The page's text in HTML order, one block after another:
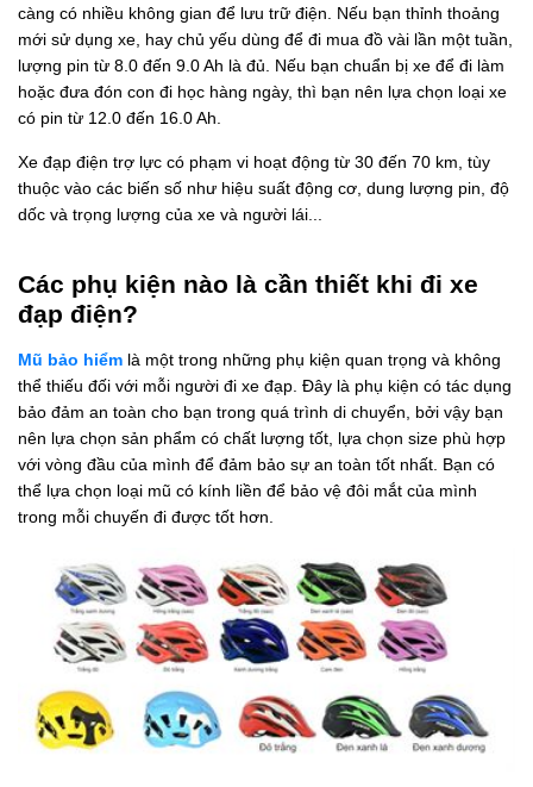
càng có nhiều không gian để lưu trữ điện. Nếu bạn thỉnh thoảng
mới sử dụng xe, hay chủ yếu dùng để đi mua đồ vài lần một tuần,
lượng pin từ 8.0 đến 9.0 Ah là đủ. Nếu bạn chuẩn bị xe để đi làm
hoặc đưa đón con đi học hàng ngày, thì bạn nên lựa chọn loại xe
có pin từ 12.0 đến 16.0 Ah.
Xe đạp điện trợ lực có phạm vi hoạt động từ 30 đến 70 km, tùy
thuộc vào các biến số như hiệu suất động cơ, dung lượng pin, độ
dốc và trọng lượng của xe và người lái...
Các phụ kiện nào là cần thiết khi đi xe
đạp điện?
Mũ bảo hiểm là một trong những phụ kiện quan trọng và không
thể thiếu đối với mỗi người đi xe đạp. Đây là phụ kiện có tác dụng
bảo đảm an toàn cho bạn trong quá trình di chuyển, bởi vậy bạn
nên lựa chọn sản phẩm có chất lượng tốt, lựa chọn size phù hợp
với vòng đầu của mình để đảm bảo sự an toàn tốt nhất. Bạn có
thể lựa chọn loại mũ có kính liền để bảo vệ đôi mắt của mình
trong mỗi chuyến đi được tốt hơn.